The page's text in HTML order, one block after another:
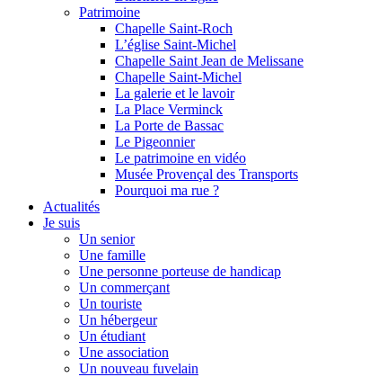
Patrimoine
Chapelle Saint-Roch
L’église Saint-Michel
Chapelle Saint Jean de Melissane
Chapelle Saint-Michel
La galerie et le lavoir
La Place Verminck
La Porte de Bassac
Le Pigeonnier
Le patrimoine en vidéo
Musée Provençal des Transports
Pourquoi ma rue ?
Actualités
Je suis
Un senior
Une famille
Une personne porteuse de handicap
Un commerçant
Un touriste
Un hébergeur
Un étudiant
Une association
Un nouveau fuvelain